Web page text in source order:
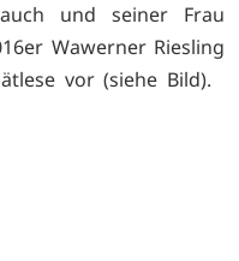
und seiner Frau
Wawerner Riesling
vor (siehe Bild).